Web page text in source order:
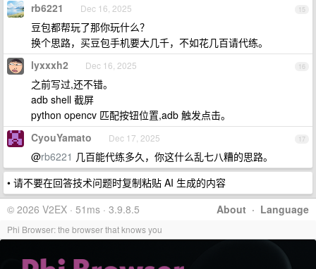
15
rb6221 Dec 16, 2025
豆包都帮玩了那你玩什么？
换个思路，买豆包手机要大几千，不如花几百请代练。
16
lyxxxh2 Dec 16, 2025
之前写过,还不错。
adb shell 截屏
python opencv 匹配按钮位置,adb 触发点击。
17
CyouYamato Dec 17, 2025
@rb6221 几百能代练多久，你这什么乱七八糟的思路。
• 请不要在回答技术问题时复制粘贴 AI 生成的内容
About · Language
© 2026 V2EX · 51ms · 3.9.8.5
Phi Browser: the browser that knows you